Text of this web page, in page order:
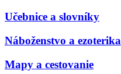
Učebnice a slovníky
Náboženstvo a ezoterika
Mapy a cestovanie